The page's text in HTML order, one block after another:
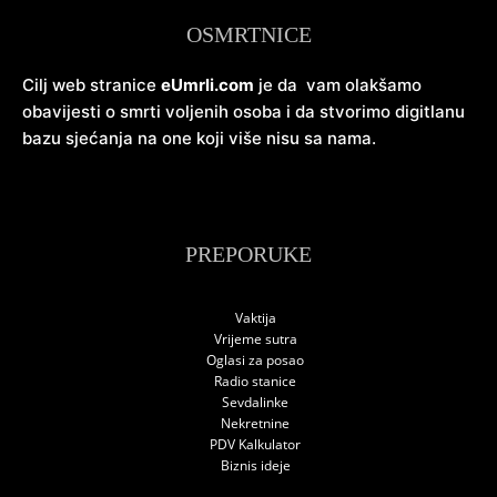
OSMRTNICE
Cilj web stranice eUmrli.com je da vam olakšamo
obavijesti o smrti voljenih osoba i da stvorimo digitlanu
bazu sjećanja na one koji više nisu sa nama.
PREPORUKE
Vaktija
Vrijeme sutra
Oglasi za posao
Radio stanice
Sevdalinke
Nekretnine
PDV Kalkulator
Biznis ideje